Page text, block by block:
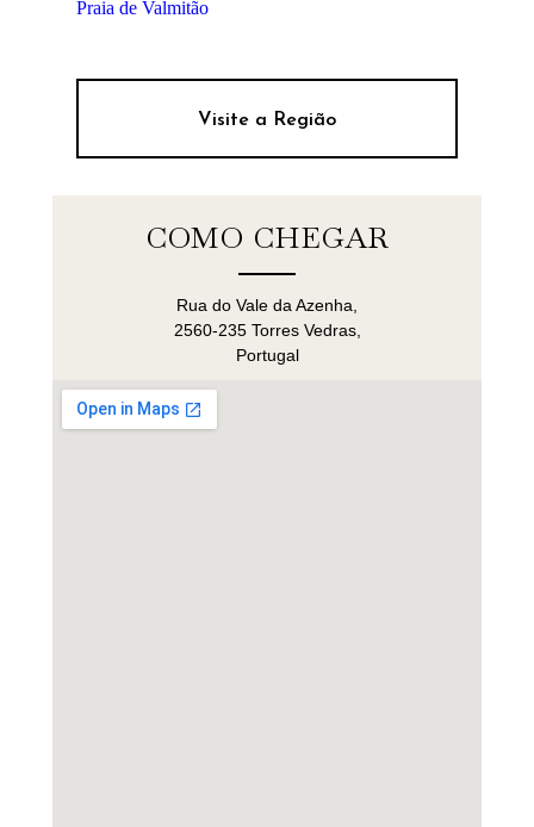
Praia de Valmitão
Visite a Região
COMO CHEGAR
Rua do Vale da Azenha,
2560-235 Torres Vedras,
Portugal